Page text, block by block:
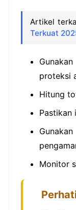
Artikel
Terkuat
proteksi
Hitung
Pastikan
Monitor